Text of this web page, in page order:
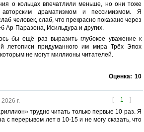
о кольцах впечатлили меньше, но они тоже
драматизмом и пессимизмом. Я
человек, слаб, что прекрасно показано через
Ар-Паразона, Исильдура и других.
бы ещё раз выразить глубокое уважение к
летописи придуманного им мира Трёх Эпох
не могут миллионы читателей.
Оценка: 10
[ 1 ]
г.
трудно читать только первые 10 раз. Я
с перерывом лет в 10-15 и не могу сказать, что